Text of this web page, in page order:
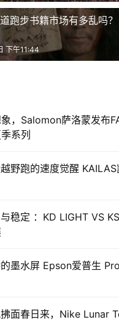
跑步书籍市场有多乱吗？
下午11:44
，Salomon萨洛蒙发布
系列
野跑的速度觉醒
稳定 ：KD LIGHT VS
墨水屏 Epson爱普生
面春日来，Nike Lunar